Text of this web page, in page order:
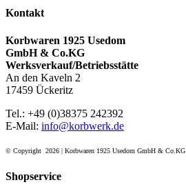
Kontakt
Korbwaren 1925 Usedom
GmbH & Co.KG
Werksverkauf/Betriebsstätte
An den Kaveln 2
17459 Ückeritz
Tel.: +49 (0)38375 242392
E-Mail: info@korbwerk.de
© Copyright 2026 | Korbwaren 1925 Usedom GmbH & Co.KG
Shopservice